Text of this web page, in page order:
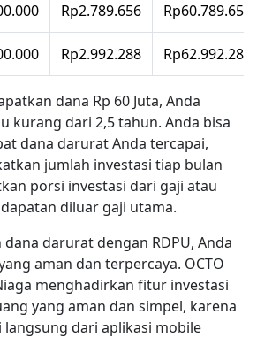
Rp2.789.656 Rp60.789.656
Rp2.992.288 Rp62.992.288
dana Rp 60 Juta, Anda
kurang dari 2,5 tahun. Anda bisa
dana darurat Anda tercapai,
jumlah investasi tiap bulan
porsi investasi dari gaji atau
diluar gaji utama.
darurat dengan RDPU, Anda
aman dan terpercaya. OCTO
menghadirkan fitur investasi
yang aman dan simpel, karena
langsung dari aplikasi mobile